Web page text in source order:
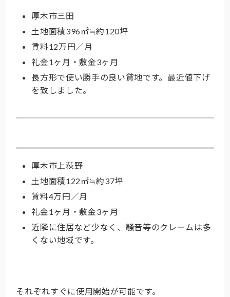
厚木市三田
土地面積396㎡≒約120坪
賃料12万円／月
礼金1ヶ月・敷金3ヶ月
長方形で使い勝手の良い貸地です。最近値下げ
を致しました。
厚木市上荻野
土地面積122㎡≒約37坪
賃料4万円／月
礼金1ヶ月・敷金3ヶ月
近隣に住居など少なく、騒音等のクレームは多
くない地域です。
それぞれすぐに使用開始が可能です。